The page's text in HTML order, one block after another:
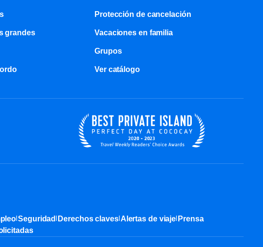
Protección de cancelación
grandes Vacaciones en familia
Grupos
Ver catálogo
|Seguridad| Derechos claves|Alertas de viaje| Prensa